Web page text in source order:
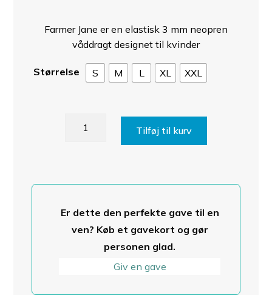
Farmer Jane er en elastisk 3 mm neopren
våddragt designet til kvinder
Størrelse S M L XL XXL
Tilføj til kurv
Er dette den perfekte gave til en
ven? Køb et gavekort og gør
personen glad.
Giv en gave